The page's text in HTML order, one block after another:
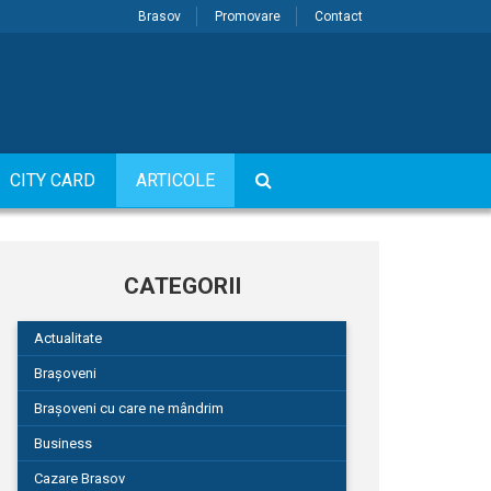
Brasov Promovare Contact
CITY CARD ARTICOLE
CATEGORII
Actualitate
Brașoveni
Brașoveni cu care ne mândrim
Business
Cazare Brasov